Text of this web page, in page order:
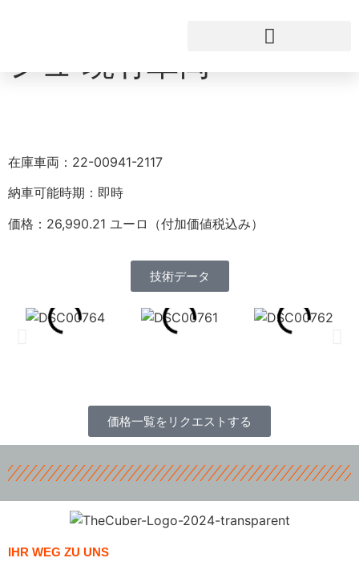
ピーターワゴン・ヒル
シュ 現有車両
在庫車両：22-00941-2117
納車可能時期：即時
価格：26,990.21 ユーロ（付加価値税込み）
技術データ
価格一覧をリクエストする
IHR WEG ZU UNS